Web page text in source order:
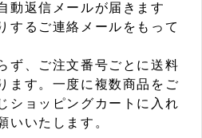
動返信メールが届きます
するご連絡メールをもって
ず、ご注文番号ごとに送料
ます。一度に複数商品をご
ショッピングカートに入れ
いいたします。